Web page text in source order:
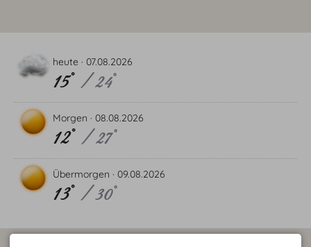
heute · 07.08.2026
15° / 24°
Morgen · 08.08.2026
12° / 27°
Übermorgen · 09.08.2026
13° / 30°